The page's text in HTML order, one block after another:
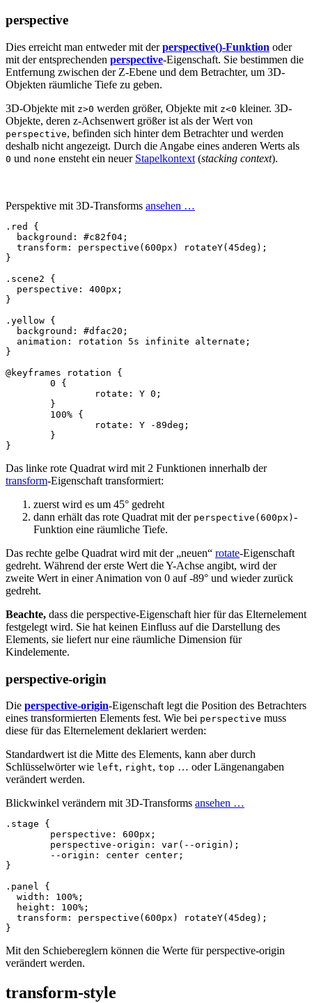
perspective
Dies erreicht man entweder mit derperspective()-Funktion oder
mit der entsprechenden perspective-Eigenschaft. Sie bestimmen die
Entfernung zwischen der Z-Ebene und dem Betrachter, um 3D-
Objekten räumliche Tiefe zu geben.
3D-Objekte mit z>0 werden größer, Objekte mit z<0 kleiner. 3D-
Objekte, deren z-Achsenwert größer ist als der Wert von
perspective, befinden sich hinter dem Betrachter und werden
deshalb nicht angezeigt. Durch die Angabe eines anderen Werts als
0 und none ensteht ein neuer Stapelkontext (stacking context).
Perspektive mit 3D-Transforms ansehen …
.red
{
background : #c82f04 ;
transform : perspective ( 600px ) rotateY( 45deg );
}
.scene2
{
perspective : 400px ;
}
.yellow {
background : #dfac20 ;
animation : rotation 5s infinite alternate ;
}
@keyframes
rotation
{
0
{
rotate : Y 0 ;
}
100% {
rotate : Y -89deg ;
}
}
Das linke rote Quadrat wird mit 2 Funktionen innerhalb der
transform-Eigenschaft transformiert:
zuerst wird es um 45° gedreht
dann erhält das rote Quadrat mit der perspective(600px) -
Funktion eine räumliche Tiefe.
Das rechte gelbe Quadrat wird mit der „neuen“ rotate-Eigenschaft
gedreht. Während der erste Wert die Y-Achse angibt, wird der
zweite Wert in einer Animation von 0 auf -89° und wieder zurück
gedreht.
Beachte, dass die perspective-Eigenschaft hier für das Elternelement
festgelegt wird. Sie hat keinen Einfluss auf die Darstellung des
Elements, sie liefert nur eine räumliche Dimension für
Kindelemente.
perspective-origin
Die perspective-origin-Eigenschaft legt die Position des Betrachters
eines transformierten Elements fest. Wie bei perspective muss
diese für das Elternelement deklariert werden:
Standardwert ist die Mitte des Elements, kann aber durch
Schlüsselwörter wie left, right, top … oder Längenangaben
verändert werden.
Blickwinkel verändern mit 3D-Transforms ansehen …
.stage
{
perspective : 600px ;
perspective -origin : var( --origin );
--origin : center center ;
}
.panel
{
width : 100% ;
height : 100% ;
transform : perspective ( 600px ) rotateY( 45deg );
}
Mit den Schiebereglern können die Werte für perspective-origin
verändert werden.
transform-style